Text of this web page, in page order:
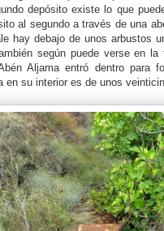
depósito existe lo que
al segundo a través de una
hay debajo de unos arbustos
según puede verse en
Aljama entró dentro para
en su interior es de unos